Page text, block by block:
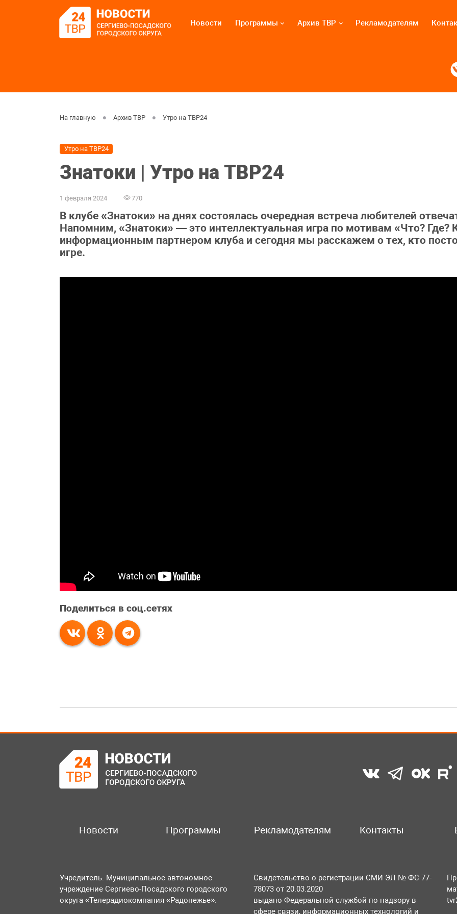
Новости Программы Архив ТВР Рекламодателям
На главную Архив ТВР Утро на ТВР24
Утро на ТВР24
Знатоки | Утро на ТВР24
1 февраля 2024 770
В клубе «Знатоки» на днях состоялась очередная встреча любителей
Напомним, «Знатоки» — это интеллектуальная игра по мотивам «Что? Где?
информационным партнером клуба и сегодня мы расскажем о тех, кто
игре.
Поделиться в соц.сетях
Новости Программы Рекламодателям Контакты
Учредитель: Муниципальное автономное
учреждение Сергиево-Посадского городского
округа «Телерадиокомпания «Радонежье».
Свидетельство о регистрации СМИ ЭЛ № ФС 77-
78073 от 20.03.2020
выдано Федеральной службой по надзору в
сфере связи, информационных технологий и